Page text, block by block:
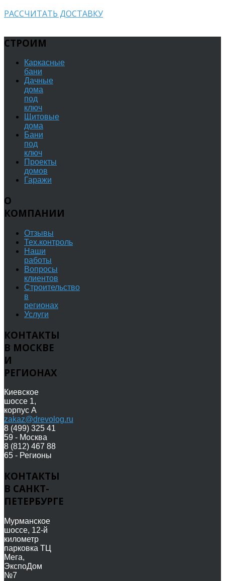
РАССЧИТАТЬ ДОСТАВКУ
СТРОИМ
Каркасные
бани
Дачные
дома
под
ключ
Щитовые
дома
Бани
под
ключ
Проекты
домов
Гаражи
О
КОМПАНИИ
Отзывы
Тех.контроль
Наши
работы
Вопросы
клиентов
Строительство
в
регионах
Услуги
КОНТАКТЫ
В МОСКВЕ
И
РЕГИОНАХ
Киевское
шоссе 1,
корпус А
zakaz@drevolog.ru
8 (499) 325 41
59 - Москва
8 (812) 467 88
65 - Регионы
КОНТАКТЫ
В САНКТ-
ПЕТЕРБУРГЕ
Мурманское
шоссе, 12-й
километр
парковка ТЦ
Мега,
ЭкспоДом
№7